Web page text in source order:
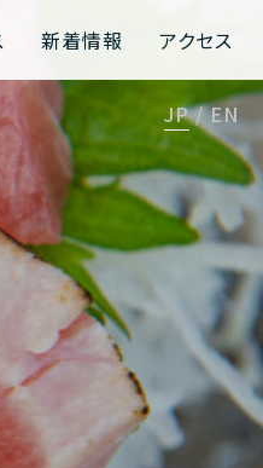
新着情報 アクセス
JP EN